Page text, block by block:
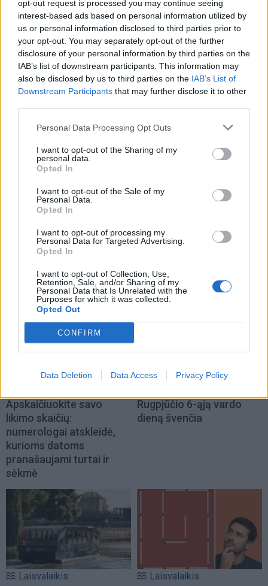
opt-out request is processed you may continue seeing
interest-based ads based on personal information utilized by
us or personal information disclosed to third parties prior to
your opt-out. You may separately opt-out of the further
disclosure of your personal information by third parties on the
IAB’s list of downstream participants. This information may
also be disclosed by us to third parties on the IAB’s List of
Downstream Participants that may further disclose it to other
Personal Data Processing Opt Outs
I want to opt-out of the Sharing of my
personal data.
Opted In
I want to opt-out of the Sale of my
Personal Data.
Opted In
I want to opt-out of processing my
Personal Data for Targeted Advertising.
Opted In
I want to opt-out of Collection, Use,
Retention, Sale, and/or Sharing of my
Personal Data that Is Unrelated with the
Purposes for which it was collected.
Opted Out
CONFIRM
Data Deletion Data Access Privacy Policy
TAIP PAT SKAITYKITE
Laisvalaikis
Ar jums pakaks
išradingumo teisingai
išspręsti matematinį
galvosūkį, panaudojant
tik vieną degtuką?
Aiškiaregės pranašystė:
numatė katastrofišką
(10)
Apskaičiuokite savo
likimo skaičių:
numerologai atskleidė,
kurioms datoms
pranašaujami turtai ir
sėkmė
Rugpjūčio 6-ąją vardo
dieną švenčia
Laisvalaikis Laisvalaikis